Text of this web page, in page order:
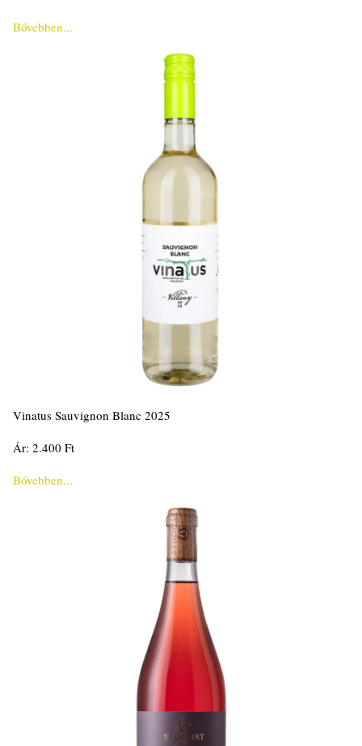
Bővebben...
Vinatus Sauvignon Blanc 2025
Ár: 2.400 Ft
Bővebben...